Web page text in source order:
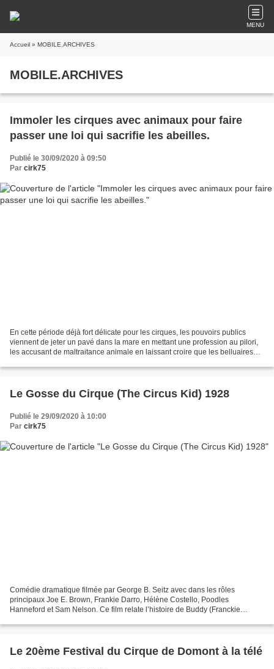
MENU
Accueil » MOBILE.ARCHIVES
MOBILE.ARCHIVES
Immoler les cirques avec animaux pour faire
passer une loi qui sacrifie les abeilles.
Publié le 30/09/2020 à 09:50
Par cirk75
En cette période déjà fort délicate pour les cirques, les pouvoirs publics
viennent de jeter un pavé dans la mare en mettant une profession au pilori,
les accusant de maltraitance animale en laissant croire que les belluaires
Le Gosse du Cirque (The Circus Kid) 1928
Publié le 29/09/2020 à 10:00
Par cirk75
Comédie dramatique filmée par George B. Seitz avec dans les rôles
principaux Joe E. Brown, Frankie Darro, Hélène Costello, Poodles
Hanneford et Sam Nelson. Ce film relate l’histoire de Buddy (Franckie
Le 20ème Festival du Cirque de Domont à la télé